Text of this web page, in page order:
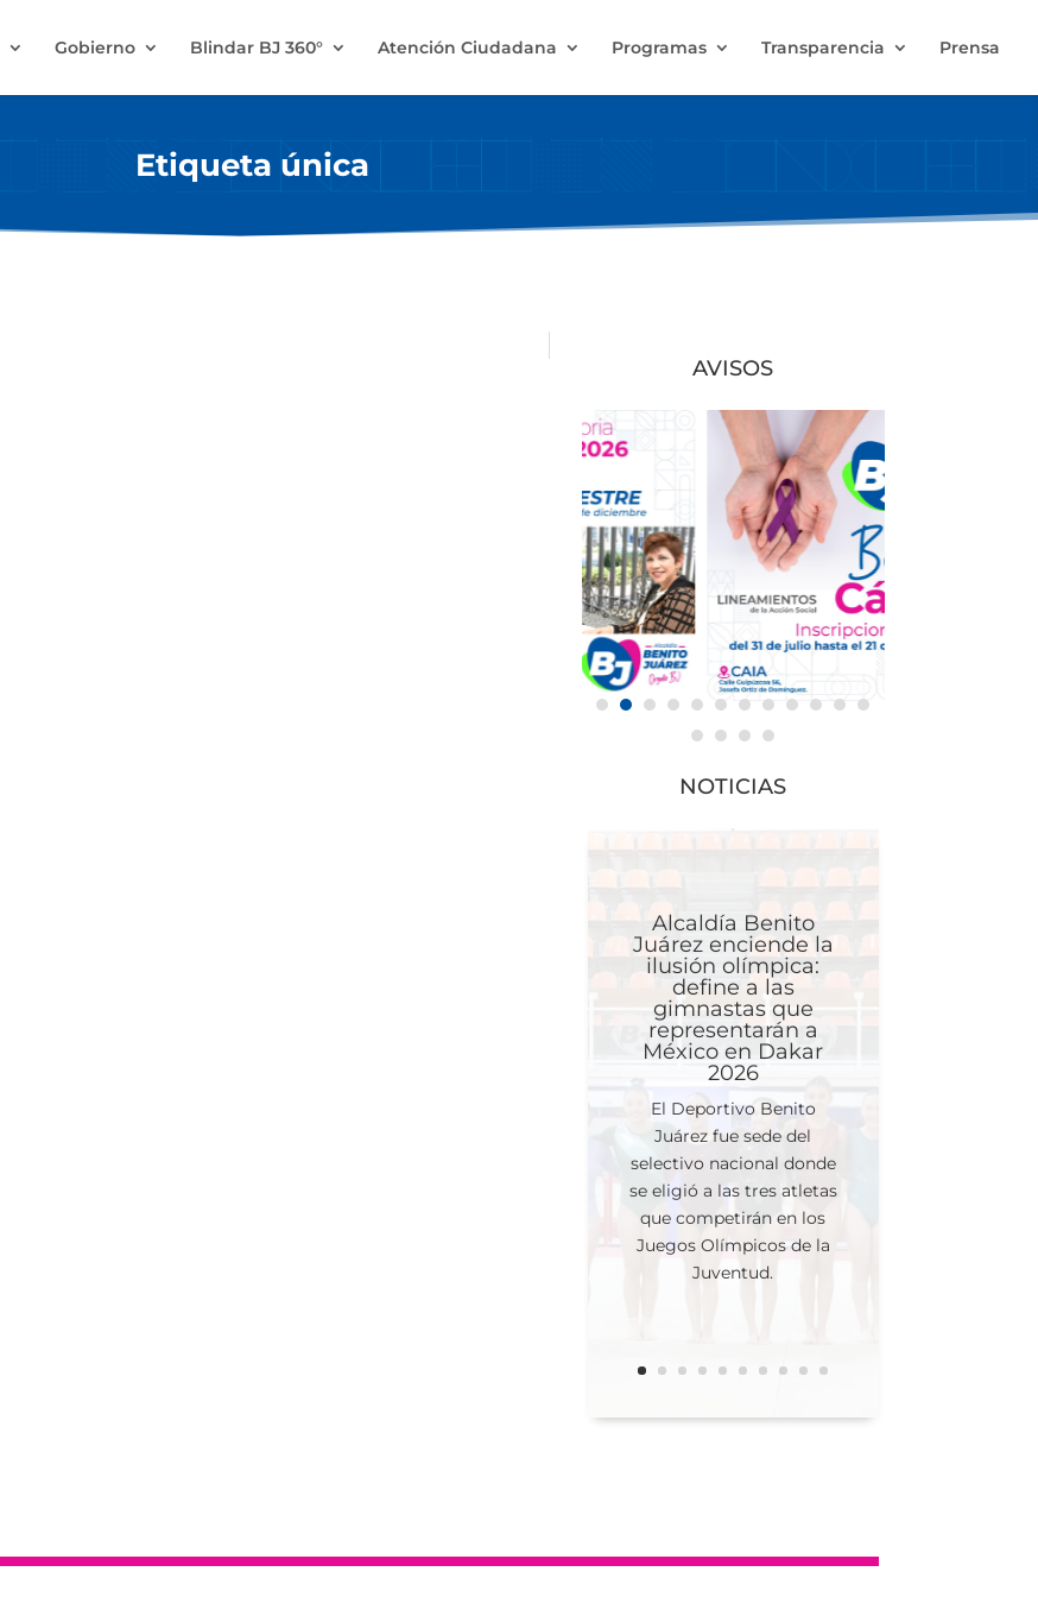
Gobierno Blindar BJ 360° Atención Ciudadana Programas Transparencia Prensa
Etiqueta única
AVISOS
NOTICIAS
Alcaldía Benito
Juárez enciende la
ilusión olímpica:
define a las
gimnastas que
representarán a
México en Dakar
2026
El Deportivo Benito
Juárez fue sede del
selectivo nacional donde
se eligió a las tres atletas
que competirán en los
Juegos Olímpicos de la
Juventud.